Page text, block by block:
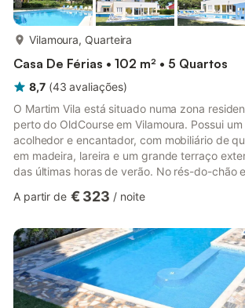
Vilamoura, Quarteira
Casa De Férias • 102 m² • 5 Quartos
8,7 (43 avaliações)
O Martim Vila está situado numa zona
perto do OldCourse em Vilamoura. Possui
acolhedor e encantador, com mobiliário de
em madeira, lareira e um grande terraço
das últimas horas de verão. No rés-do-chão
totalmente equipada e dois quartos com casa
que partilham uma casa de banho com
suite principal com casa de banho privativa.
grande piscina de...
A partir de € 323 / noite